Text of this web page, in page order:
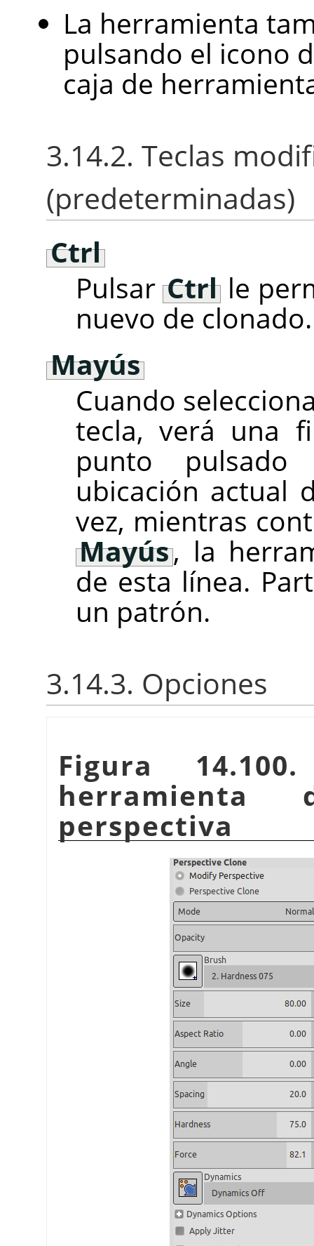
La herramienta
pulsando el icono
caja de
3.14.2. Teclas
(predeterminadas)
Ctrl
Pulsar Ctrl le
nuevo de clonado.
Mayús
Cuando
tecla, verá una
punto
ubicación actual
vez, mientras
Mayús, la
de esta línea.
un patrón.
3.14.3. Opciones
Figura
herramienta
perspectiva